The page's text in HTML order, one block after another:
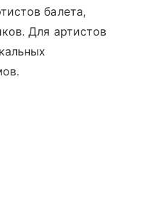
балета,
Для артистов